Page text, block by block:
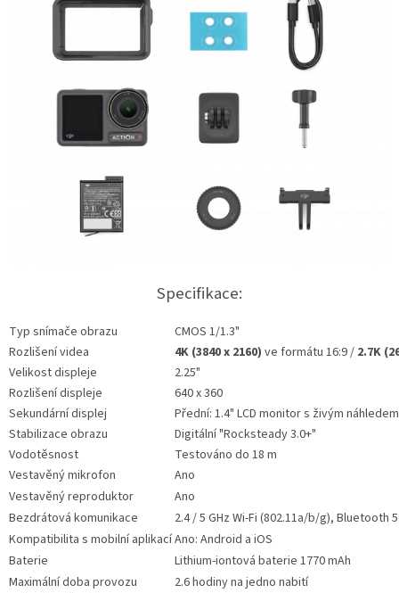
Specifikace:
Typ snímače obrazu
CMOS 1/1.3"
Rozlišení videa
4K (3840 x 2160) ve formátu 16:9 / 2.7K
Velikost displeje
2.25"
Rozlišení displeje
640 x 360
Sekundární displej
Přední: 1.4" LCD monitor s živým
Stabilizace obrazu
Digitální "Rocksteady 3.0+"
Vodotěsnost
Testováno do 18 m
Vestavěný mikrofon
Ano
Vestavěný reproduktor
Ano
Bezdrátová komunikace
2.4 / 5 GHz Wi-Fi (802.11a/b/g), Bluetooth
Kompatibilita s mobilní aplikacíAno: Android a iOS
Baterie
Lithium-iontová baterie 1770 mAh
Maximální doba provozu
2.6 hodiny na jedno nabití